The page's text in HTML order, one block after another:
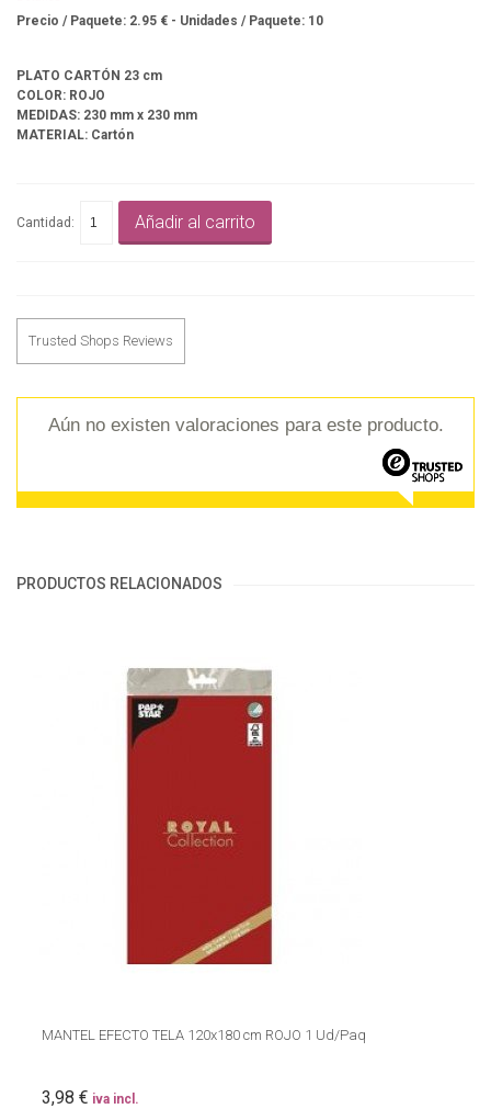
Precio / Paquete: 2.95 € - Unidades / Paquete: 10
PLATO CARTÓN 23 cm
COLOR: ROJO
MEDIDAS: 230 mm x 230 mm
MATERIAL: Cartón
Cantidad: Añadir al carrito
Trusted Shops Reviews
Aún no existen valoraciones para este producto.
PRODUCTOS RELACIONADOS
MANTEL EFECTO TELA 120x180 cm ROJO 1 Ud/Paq
3,98 € iva incl.